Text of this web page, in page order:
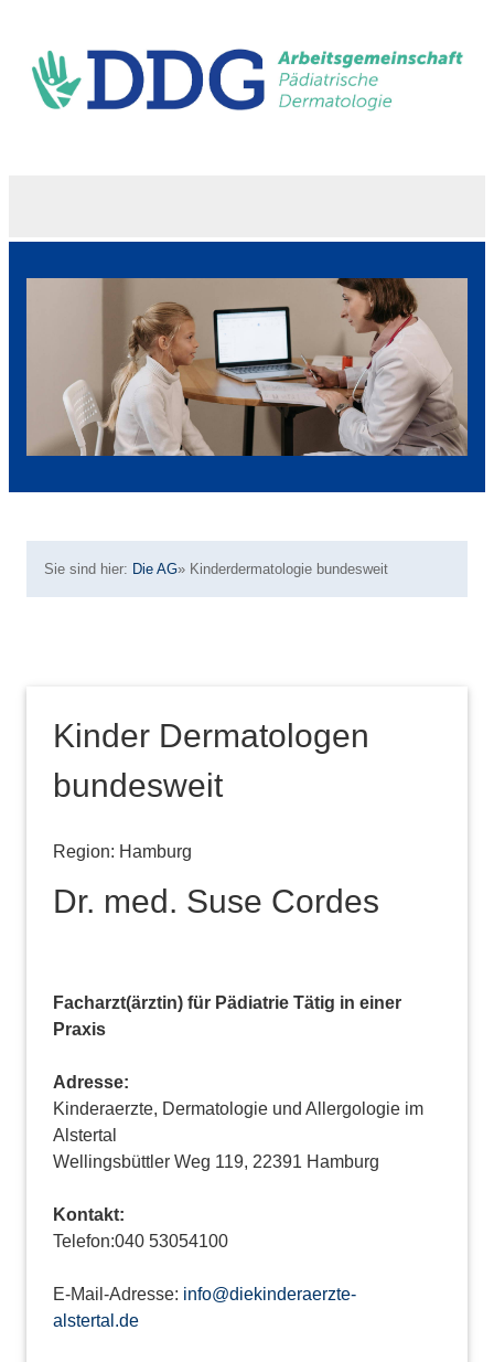
Sie sind hier: Die AG» Kinderdermatologie bundesweit
Kinder Dermatologen
bundesweit
Region: Hamburg
Dr. med. Suse Cordes
Facharzt(ärztin) für Pädiatrie Tätig in einer
Praxis
Adresse:
Kinderaerzte, Dermatologie und Allergologie im
Alstertal
Wellingsbüttler Weg 119, 22391 Hamburg
Kontakt:
Telefon:040 53054100
E-Mail-Adresse: info@diekinderaerzte-
alstertal.de